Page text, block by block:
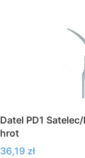
Datel PD1
hrot
Cena
36,19 zł